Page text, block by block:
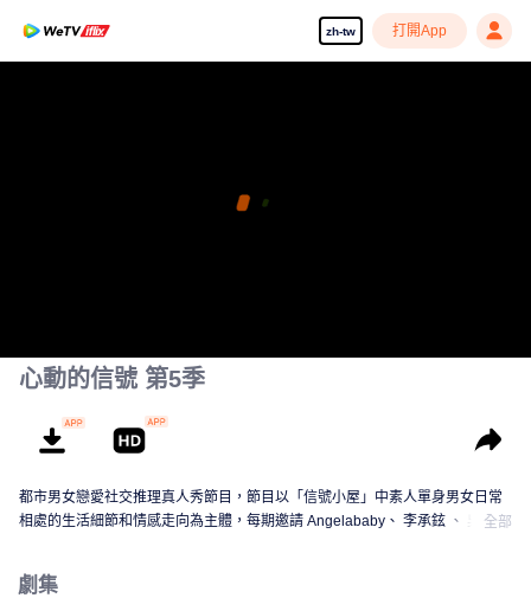
zh-tw 打開App
心動的信號 第5季
都市男女戀愛社交推理真人秀節目，節目以「信號小屋」中素人單身男女日常
相處的生活細節和情感走向為主體，每期邀請 Angelababy、 李承鉉 、 吳昕、
全部
劇集